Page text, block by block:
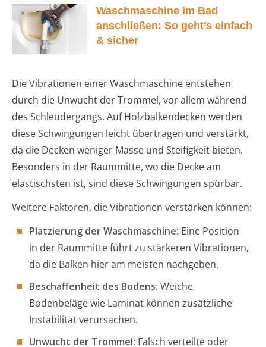
Waschmaschine im Bad
anschließen: So geht’s einfach
& sicher
Die Vibrationen einer Waschmaschine entstehen
durch die Unwucht der Trommel, vor allem während
des Schleudergangs. Auf Holzbalkendecken werden
diese Schwingungen leicht übertragen und verstärkt,
da die Decken weniger Masse und Steifigkeit bieten.
Besonders in der Raummitte, wo die Decke am
elastischsten ist, sind diese Schwingungen spürbar.
Weitere Faktoren, die Vibrationen verstärken können:
Platzierung der Waschmaschine: Eine Position
in der Raummitte führt zu stärkeren Vibrationen,
da die Balken hier am meisten nachgeben.
Beschaffenheit des Bodens: Weiche
Bodenbeläge wie Laminat können zusätzliche
Instabilität verursachen.
Unwucht der Trommel: Falsch verteilte oder